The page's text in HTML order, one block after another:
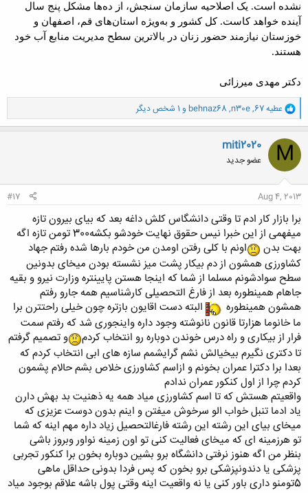
نشده است. یک اصلاحیه سازمان سنجش، از ده‌ها مشکل پنج سال
آینده خواهد کاست. کل کشور و به‌ویژه استان‌های قم، اصفهان و
خوزستان نیازمند حضور زنان در بالاترین سطح مدیریت منابع آب خود
هستند.
دکتر مهدی میرزائی
و
ا
ک
ن
ش
ه
ا
عطیه 67 ,
n30e
,
behnaz68 و 1 شخص دیگر
M
miti2020
عضو جدید
Aug 4, 2013
#17
برا بازار کار ادم تا وقتی دانشگاس کلش داغه بعد که بیای بیرون تازه
میفهمی از این خبرا نیس حقوق نهایت خودشو بکشه300 تومن تازه اگه
بهت بدن
اونم با کلی رفتن اومدن من خودم بارها شده رفتم جهاد
کشاورزی همشون از دم بیکار پشت میز نشسته بودن میخای بدونین
سطح سوادشونم مسلما از شما که اینجا هستن پایینتره وزارت نیرو و بقیه
جاهام همینطوره بعد از فارغ التحصیلی کارشناسیم همه جارو رفتم
همشون همینطوره
البته دست اقایون بازتره چون خیلی راحتترن برا
ما خانوما هزارتا قانون نانوشته وجود داره واینجوری شد که رفتم سمت
فرار از بیکاری و راه درس خوندن دوباره رو انتخاب کردم
و تصمیم گرفتم
تا دکتری نگیرم بیخیالش نشم گرایشمم سازه های ابی انتخاب کردم که
بعدا برا دکترا عمران بخونم و ازاسم کشاورزی خلاص بشم حالام پشمون
کردم چرا از اول کنکور عمران ندادم
واقعیتم هستش که تا اسم کشاورزی میاد همه یه ذهنیت بد بهش دارن
یاد ادما تنبل خواب الو سرخوش میفتن و اینم بدون دوست عزیزی که
میخای بیای این رشته این رشته فارغالتحصیل زیاد داره مهم اینه که شما
تو هرزمینه ای که میخای فعالیت کنی تو اون زمینه نواور وبروز باشی
بنظر من اگه هنوز نرفتی دانشگاه برو بشین دوباره بخون برا کنکور تجربی
پزشکی یا دندونپزشکی برو بخون که پس فردا بدونی حداقل ماهی
5تومنو داری باور کنی یا نه واقعیت اینه وقتی پول باشه علاقم بوجود میاد